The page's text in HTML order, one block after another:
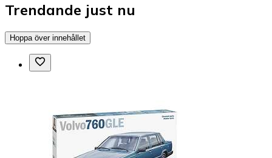
Trendande just nu
Hoppa över innehållet